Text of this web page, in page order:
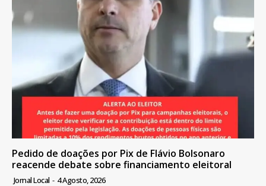
Pedido de doações por Pix de Flávio Bolsonaro
reacende debate sobre financiamento eleitoral
Jornal Local - 4 Agosto, 2026